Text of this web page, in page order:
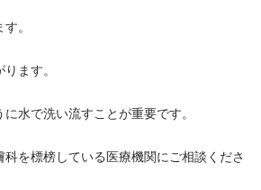
。
ます。
水で洗い流すことが重要です。
を標榜している医療機関にご相談くださ